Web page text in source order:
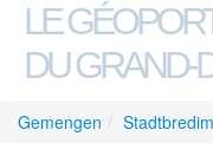
LE
DU GRAND-
Gemengen /